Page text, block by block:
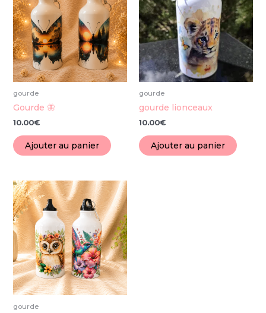
gourde
Gourde 🦋
10.00€
Ajouter au panier
gourde
gourde lionceaux
10.00€
Ajouter au panier
gourde
Ce
produit
a
plusieurs
variations.
Les
options
peuvent
être